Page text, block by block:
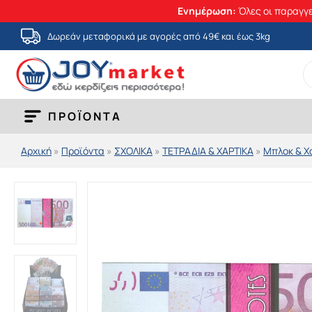
Ενημέρωση: Όλες οι
Μετάβαση
στο
περιεχόμενο
Δωρεάν μεταφορικά με αγορές από 49€ και έως 3kg
ΠΡΟΪΟΝΤΑ
Αρχική » Προϊόντα » ΣΧΟΛΙΚΑ » ΤΕΤΡΑΔΙΑ & ΧΑΡΤΙΚΑ » Μπλοκ &